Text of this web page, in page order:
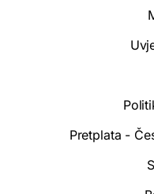
Pretplata -